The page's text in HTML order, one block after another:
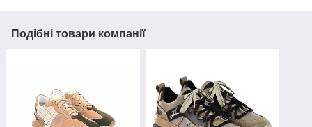
Подібні товари компанії